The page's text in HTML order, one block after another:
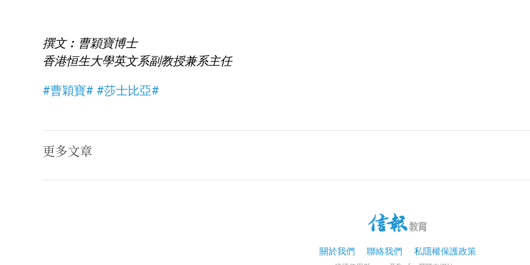
撰文︰曹穎寶博士
香港恒生大學英文系副教授兼系主任
#曹穎寶# #莎士比亞#
更多文章
關於我們 聯絡我們 私隱權保護政策